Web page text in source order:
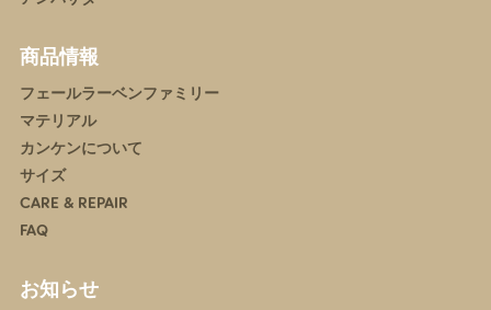
商品情報
フェールラーベンファミリー
マテリアル
カンケンについて
サイズ
CARE & REPAIR
FAQ
お知らせ